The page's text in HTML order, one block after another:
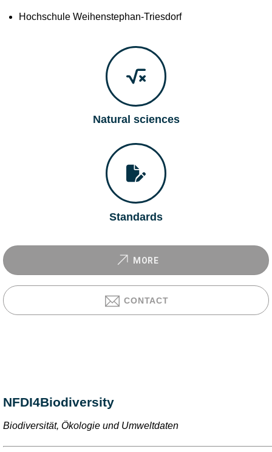
Hochschule Weihenstephan-Triesdorf
Natural sciences
Standards
MORE
CONTACT
NFDI4Biodiversity
Biodiversität, Ökologie und Umweltdaten